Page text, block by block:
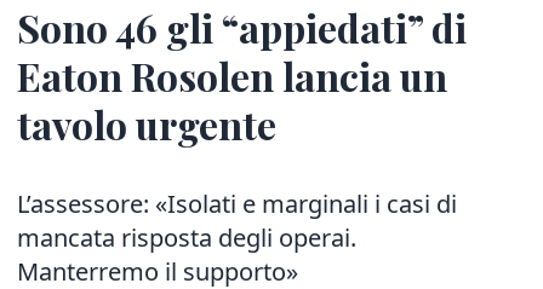
Sono 46 gli “appiedati” di
Eaton Rosolen lancia un
tavolo urgente
L’assessore: «Isolati e marginali i casi di
mancata risposta degli operai.
Manterremo il supporto»